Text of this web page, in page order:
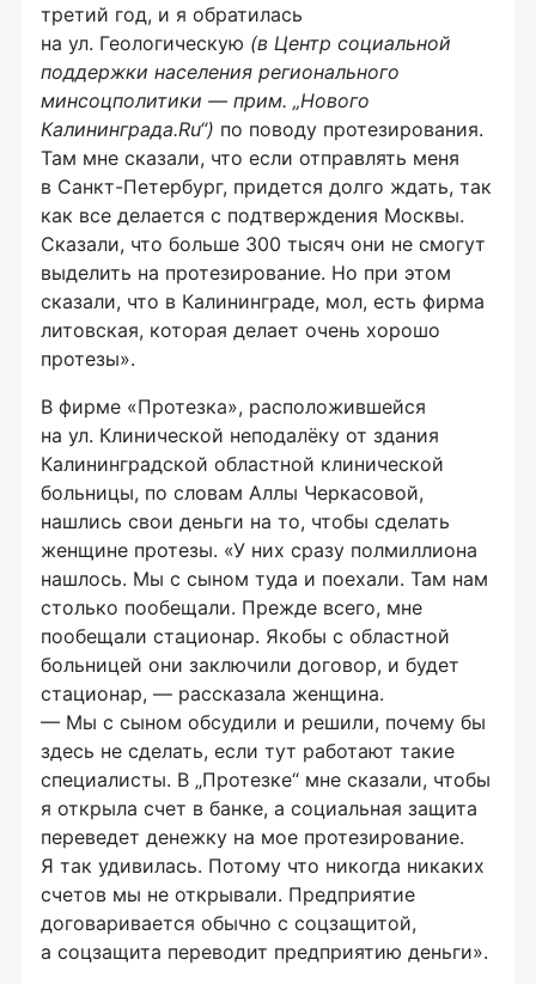
третий год, и я обратилась
на ул. Геологическую (в Центр социальной
поддержки населения регионального
минсоцполитики — прим. „Нового
Калининграда.Ru“) по поводу протезирования.
Там мне сказали, что если отправлять меня
в Санкт-Петербург, придется долго ждать, так
как все делается с подтверждения Москвы.
Сказали, что больше 300 тысяч они не смогут
выделить на протезирование. Но при этом
сказали, что в Калининграде, мол, есть фирма
литовская, которая делает очень хорошо
протезы».
В фирме «Протезка», расположившейся
на ул. Клинической неподалёку от здания
Калининградской областной клинической
больницы, по словам Аллы Черкасовой,
нашлись свои деньги на то, чтобы сделать
женщине протезы. «У них сразу полмиллиона
нашлось. Мы с сыном туда и поехали. Там нам
столько пообещали. Прежде всего, мне
пообещали стационар. Якобы с областной
больницей они заключили договор, и будет
стационар, — рассказала женщина.
— Мы с сыном обсудили и решили, почему бы
здесь не сделать, если тут работают такие
специалисты. В „Протезке“ мне сказали, чтобы
я открыла счет в банке, а социальная защита
переведет денежку на мое протезирование.
Я так удивилась. Потому что никогда никаких
счетов мы не открывали. Предприятие
договаривается обычно с соцзащитой,
а соцзащита переводит предприятию деньги».